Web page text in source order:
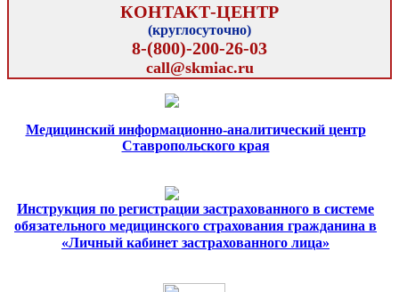
КОНТАКТ-ЦЕНТР
(круглосуточно)
8-(800)-200-26-03
call@skmiac.ru
Медицинский информационно-аналитический центр
Ставропольского края
Инструкция по регистрации застрахованного в системе
обязательного медицинского страхования гражданина в
«Личный кабинет застрахованного лица»